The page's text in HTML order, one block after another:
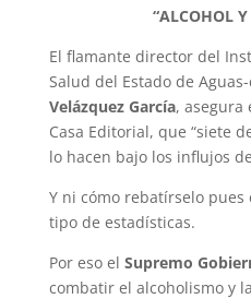
“ALCOHOL
El flamante director del
Salud del Estado de
Velázquez García, asegura
Casa Editorial, que “siete
lo hacen bajo los influjos
Y ni cómo rebatírselo
tipo de estadísticas.
Por eso el Supremo
combatir el alcoholismo y